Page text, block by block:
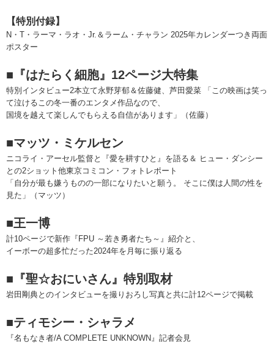
【特別付録】
N・T・ラーマ・ラオ・Jr.＆ラーム・チャラン 2025年カレンダーつき両面
ポスター
■『はたらく細胞』12ページ大特集
特別インタビュー2本立て永野芽郁＆佐藤健、芦田愛菜 「この映画は笑っ
て泣けるこの冬一番のエンタメ作品なので、
国境を越えて楽しんでもらえる自信があります」（佐藤）
■マッツ・ミケルセン
ニコライ・アーセル監督と『愛を耕すひと』を語る＆ ヒュー・ダンシー
との2ショット他東京コミコン・フォトレポート
「自分が最も嫌うものの一部になりたいと願う。 そこに僕は人間の性を
見た」（マッツ）
■王一博
計10ページで新作『FPU ～若き勇者たち～』紹介と、
イーボーの超多忙だった2024年を月毎に振り返る
■『聖☆おにいさん』特別取材
岩田剛典とのインタビューを撮りおろし写真と共に計12ページで掲載
■ティモシー・シャラメ
『名もなき者/A COMPLETE UNKNOWN』記者会見